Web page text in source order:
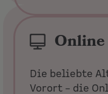
Die beliebte
Vorort – die